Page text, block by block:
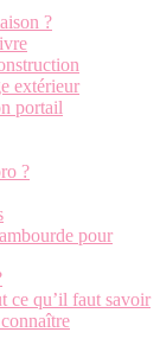
?
extérieur
portail
?
pour
ce qu’il faut savoir